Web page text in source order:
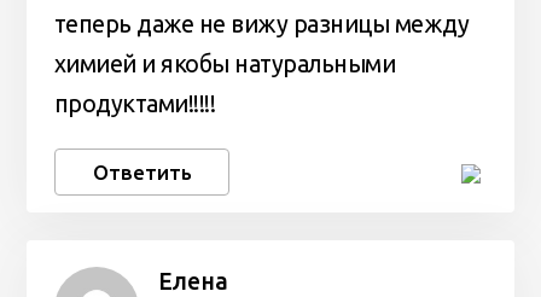
теперь даже не вижу разницы между
химией и якобы натуральными
продуктами!!!!!
Ответить
Елена